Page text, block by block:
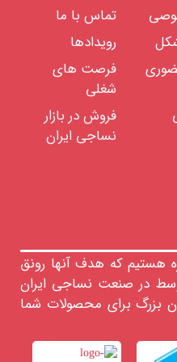
تماس با ما
رویدادها
فرصت های
شغلی
فروش در بازار
نساجی ایران
هستیم که هدف آنها رونق
در صنعت نساجی ایران
بزرگ برای محصولات شما